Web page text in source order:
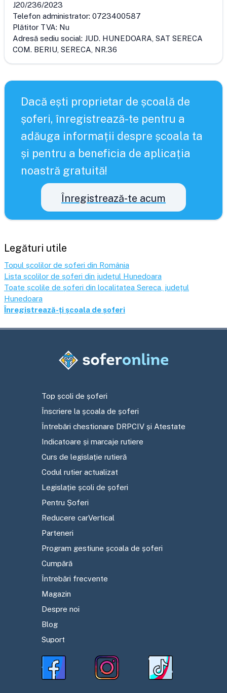
J20/236/2023
Telefon administrator: 0723400587
Plătitor TVA: Nu
Adresă sediu social: JUD. HUNEDOARA, SAT SERECA
COM. BERIU, SERECA, NR.36
Dacă ești proprietar de școală de
șoferi, înregistrează-te pentru a
adăuga informații despre școala ta
și pentru a beneficia de aplicația
noastră gratuită!
Înregistrează-te acum
Legături utile
Topul școlilor de șoferi din România
Lista școlilor de șoferi din județul Hunedoara
Toate școlile de șoferi din localitatea Sereca , județul
Hunedoara
Înregistrează-ți școala de șoferi
Top școli de șoferi
Înscriere la școala de șoferi
Întrebări chestionare DRPCIV și Atestate
Indicatoare și marcaje rutiere
Curs de legislație rutieră
Codul rutier actualizat
Legislație școli de șoferi
Pentru Șoferi
Reducere carVertical
Parteneri
Program gestiune școala de șoferi
Cumpără
Întrebări frecvente
Magazin
Despre noi
Blog
Suport